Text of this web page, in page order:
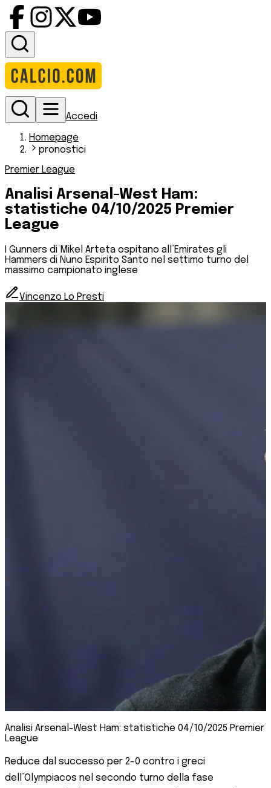
Accedi
Homepage
pronostici
Premier League
Analisi Arsenal-West Ham:
statistiche 04/10/2025 Premier
League
I Gunners di Mikel Arteta ospitano all’Emirates gli
Hammers di Nuno Espirito Santo nel settimo turno del
massimo campionato inglese
Vincenzo Lo Presti
Analisi Arsenal-West Ham: statistiche 04/10/2025 Premier
League
Reduce dal successo per 2-0 contro i greci
dell’Olympiacos nel secondo turno della fase